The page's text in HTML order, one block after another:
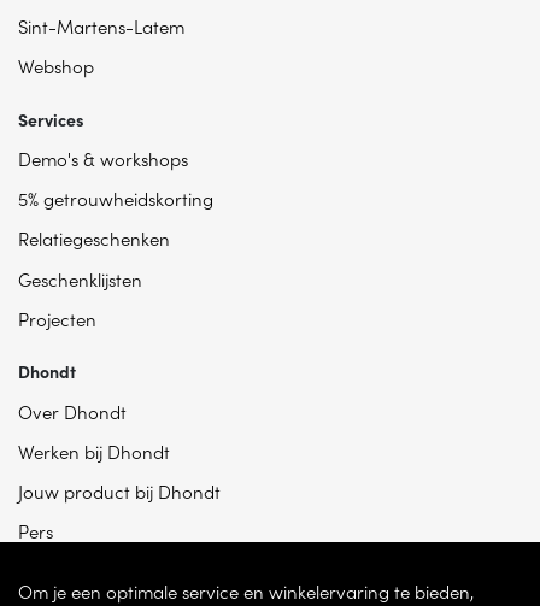
Sint-Martens-Latem
Webshop
Services
Demo's & workshops
5% getrouwheidskorting
Relatiegeschenken
Geschenklijsten
Projecten
Dhondt
Over Dhondt
Werken bij Dhondt
Jouw product bij Dhondt
Pers
Om je een optimale service en winkelervaring te bieden,